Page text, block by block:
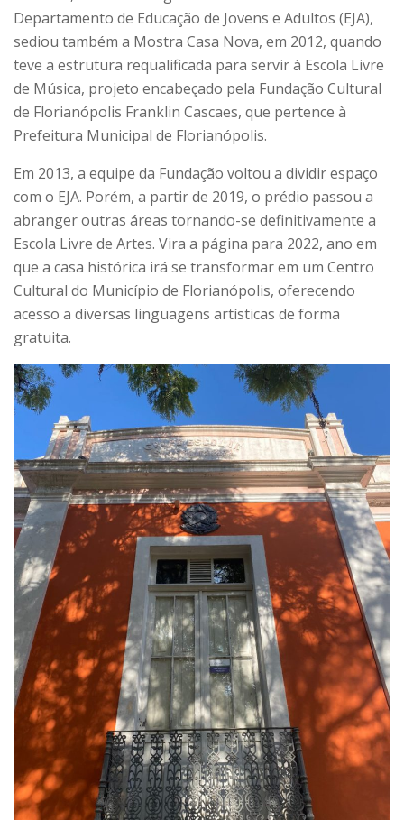
Departamento de Educação de Jovens e Adultos (EJA),
sediou também a Mostra Casa Nova, em 2012, quando
teve a estrutura requalificada para servir à Escola Livre
de Música, projeto encabeçado pela Fundação Cultural
de Florianópolis Franklin Cascaes, que pertence à
Prefeitura Municipal de Florianópolis.
Em 2013, a equipe da Fundação voltou a dividir espaço
com o EJA. Porém, a partir de 2019, o prédio passou a
abranger outras áreas tornando-se definitivamente a
Escola Livre de Artes. Vira a página para 2022, ano em
que a casa histórica irá se transformar em um Centro
Cultural do Município de Florianópolis, oferecendo
acesso a diversas linguagens artísticas de forma
gratuita.